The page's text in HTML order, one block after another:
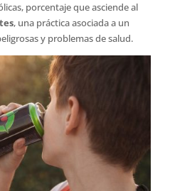
porcentaje que asciende al
, una práctica asociada a un
y problemas de salud.